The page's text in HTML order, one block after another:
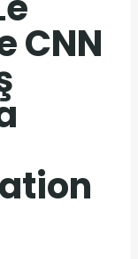
CNN